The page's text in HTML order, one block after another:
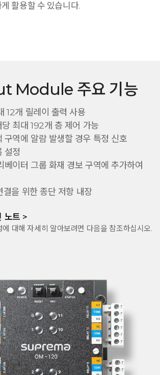
활용할 수 있습니다.
Module 주요 기능
12개 릴레이 출력 사용
최대 192개 층 제어 가능
구역에 알람 발생할 경우 특정 신호
설정
베이터 그룹 화재 경보 구역에 추가하여
을 위한 종단 저항 내장
노트 >
에 대해 자세히 알아보려면 다음을 참조하십시오.